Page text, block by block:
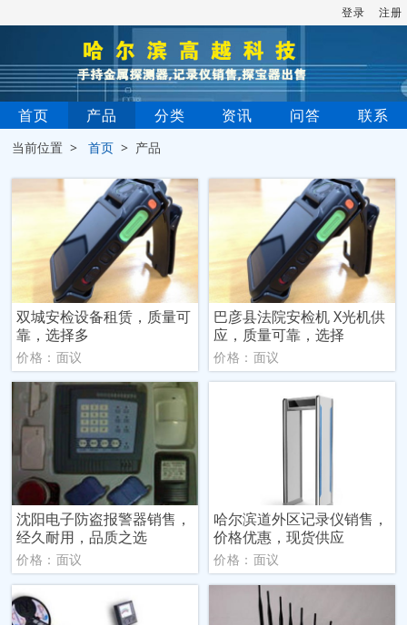
登录 注册
首页 产品 分类 资讯 问答 联系
当前位置 >首页 > 产品
双城安检设备租赁，质量可
靠，选择多
价格：面议
巴彦县法院安检机 X光机供
应，质量可靠，选择
价格：面议
沈阳电子防盗报警器销售，
经久耐用，品质之选
价格：面议
哈尔滨道外区记录仪销售，
价格优惠，现货供应
价格：面议